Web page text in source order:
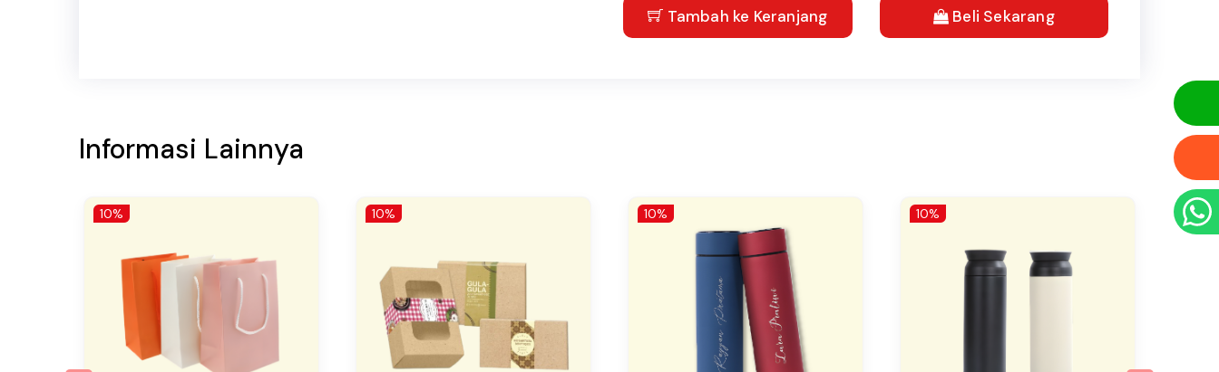
Tambah ke Keranjang Beli Sekarang
Informasi Lainnya
10% 10% 10% 10% 10%